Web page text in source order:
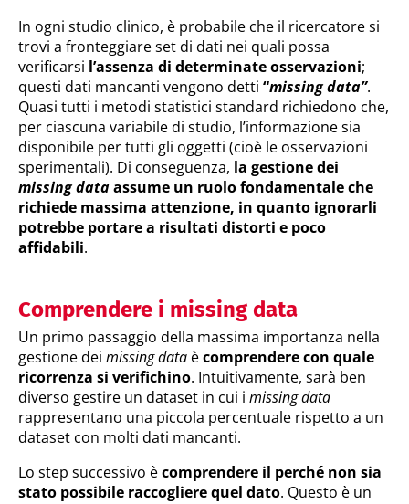
In ogni studio clinico, è probabile che il ricercatore si
trovi a fronteggiare set di dati nei quali possa
verificarsi l’assenza di determinate osservazioni;
questi dati mancanti vengono detti “missing data”.
Quasi tutti i metodi statistici standard richiedono che,
per ciascuna variabile di studio, l’informazione sia
disponibile per tutti gli oggetti (cioè le osservazioni
sperimentali). Di conseguenza, la gestione dei
missing dataassume un ruolo fondamentale che
richiede massima attenzione, in quanto ignorarli
potrebbe portare a risultati distorti e poco
affidabili.
Comprendere i missing data
Un primo passaggio della massima importanza nella
gestione dei missing data ècomprendere con quale
ricorrenza si verifichino. Intuitivamente, sarà ben
diverso gestire un dataset in cui i missing data
rappresentano una piccola percentuale rispetto a un
dataset con molti dati mancanti.
Lo step successivo ècomprendere il perché non sia
stato possibile raccogliere quel dato. Questo è un